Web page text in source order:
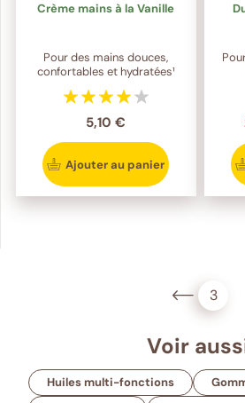
Crème mains à la Vanille
Pour des mains douces,
confortables et hydratées¹
5,10 €
Ajouter au panier
3
Voir
Huiles multi-fonctions